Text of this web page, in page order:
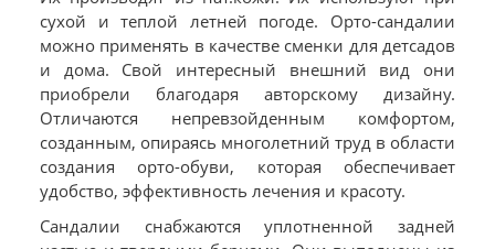
сухой и теплой летней погоде. Орто-сандалии
можно применять в качестве сменки для детсадов
и дома. Свой интересный внешний вид они
приобрели благодаря авторскому дизайну.
Отличаются непревзойденным комфортом,
созданным, опираясь многолетний труд в области
создания орто-обуви, которая обеспечивает
удобство, эффективность лечения и красоту.
Сандалии снабжаются уплотненной задней